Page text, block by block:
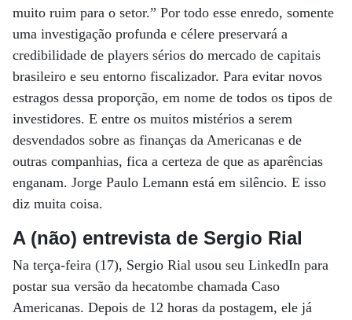
muito ruim para o setor.” Por todo esse enredo, somente
uma investigação profunda e célere preservará a
credibilidade de players sérios do mercado de capitais
brasileiro e seu entorno fiscalizador. Para evitar novos
estragos dessa proporção, em nome de todos os tipos de
investidores. E entre os muitos mistérios a serem
desvendados sobre as finanças da Americanas e de
outras companhias, fica a certeza de que as aparências
enganam. Jorge Paulo Lemann está em silêncio. E isso
diz muita coisa.
A (não) entrevista de Sergio Rial
Na terça-feira (17), Sergio Rial usou seu LinkedIn para
postar sua versão da hecatombe chamada Caso
Americanas. Depois de 12 horas da postagem, ele já